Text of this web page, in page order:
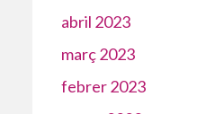
abril 2023
març 2023
febrer 2023